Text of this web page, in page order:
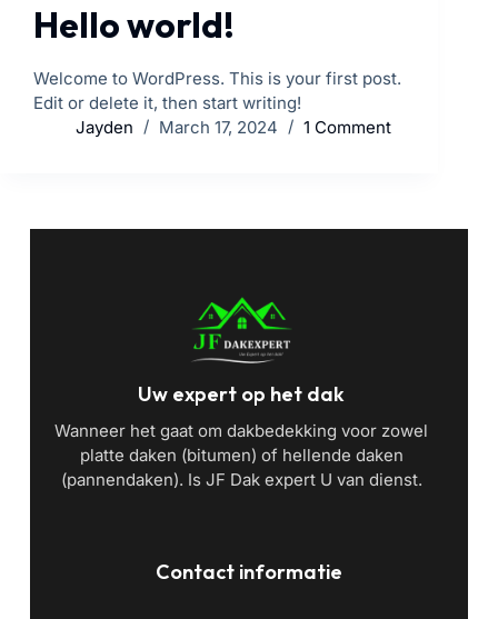
Hello world!
Welcome to WordPress. This is your first post.
Edit or delete it, then start writing!
Jayden
March 17, 2024 1 Comment
Uw expert op het dak
Wanneer het gaat om dakbedekking voor zowel
platte daken (bitumen) of hellende daken
(pannendaken). Is JF Dak expert U van dienst.
Contact informatie